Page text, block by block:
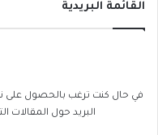
القائمة البريدية
في حال كنت ترغب بالحصول على
البريد حول المقالات